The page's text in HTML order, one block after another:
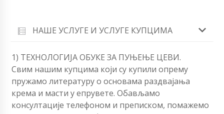
НАШЕ УСЛУГЕ И УСЛУГЕ КУПЦИМА
1) ТЕХНОЛОГИЈА ОБУКЕ ЗА ПУЊЕЊЕ ЦЕВИ.
Свим нашим купцима који су купили опрему
пружамо литературу о основама раздвајања
крема и масти у епрувете. Обављамо
консултације телефоном и преписком, помажемо